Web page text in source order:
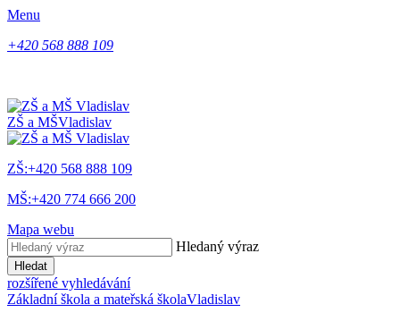
Menu
+420 568 888 109
ZŠ a MŠVladislav
ZŠ:+420 568 888 109
MŠ:+420 774 666 200
Mapa webu
Hledaný výraz
Hledat
rozšířené vyhledávání
Základní škola a mateřská školaVladislav